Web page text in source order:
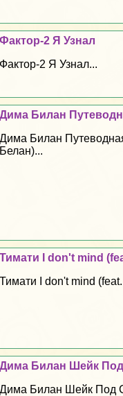
Фактор-2 Я Узнал
Фактор-2 Я Узнал...
Дима Билан
Дима Билан
Белан)...
Тимати I don't mind
Тимати I don't mind
Дима Билан Шейк
Дима Билан Шейк Под